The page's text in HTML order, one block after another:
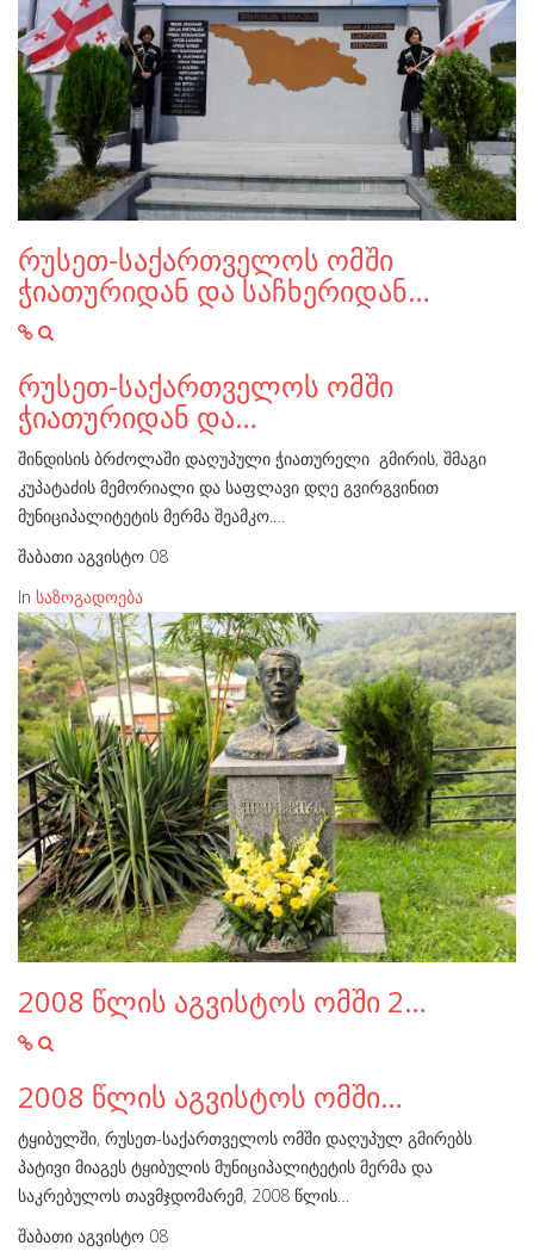
რუსეთ-საქართველოს ომში
ჭიათურიდან და საჩხერიდან…
რუსეთ-საქართველოს ომში
ჭიათურიდან და…
შინდისის ბრძოლაში დაღუპული ჭიათურელი გმირის, შმაგი
კუპატაძის მემორიალი და საფლავი დღე გვირგვინით
მუნიციპალიტეტის მერმა შეამკო.…
შაბათი აგვისტო 08
In საზოგადოება
2008 წლის აგვისტოს ომში 2…
2008 წლის აგვისტოს ომში…
ტყიბულში, რუსეთ-საქართველოს ომში დაღუპულ გმირებს
პატივი მიაგეს ტყიბულის მუნიციპალიტეტის მერმა და
საკრებულოს თავმჯდომარემ, 2008 წლის…
შაბათი აგვისტო 08